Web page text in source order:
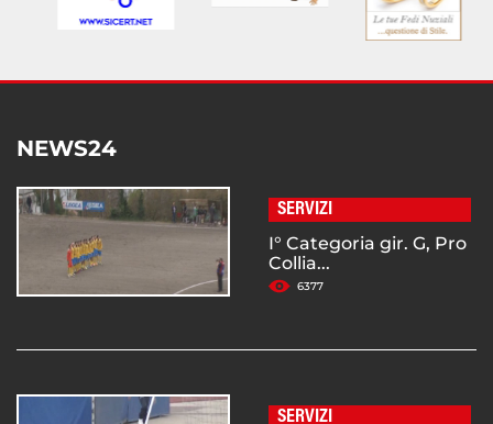
NEWS24
SERVIZI
I° Categoria gir. G, Pro
Collia...
6377
SERVIZI